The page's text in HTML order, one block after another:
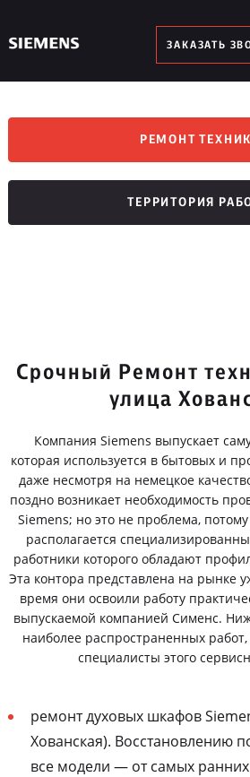
ЗАКАЗАТЬ
РЕМОНТ
ТЕРРИТОРИЯ
Срочный Ремонт
улица
Компания Siemens выпускает
которая используется в бытовых и
даже несмотря на немецкое
поздно возникает необходимость
Siemens; но это не проблема,
располагается
работники которого обладают
Эта контора представлена на рынке
время они освоили работу
выпускаемой компанией Сименс.
наиболее распространенных
специалисты этого
ремонт духовых шкафов
Хованская). Восстановлению
все модели — от самых